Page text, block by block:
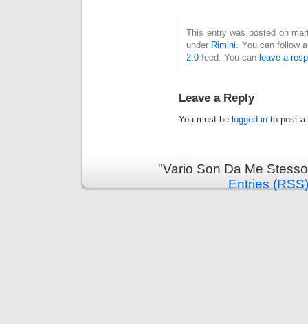
This entry was posted on
under Rimini. You can follow
2.0 feed. You can leave a
Leave a Reply
You must be logged in to post a
"Vario Son Da Me
Entries (RSS)